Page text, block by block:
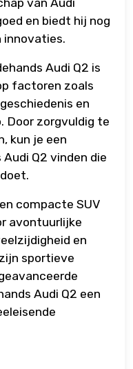
en biedt hij nog
innovaties.
Audi Q2 is
factoren zoals
en
Door zorgvuldig te
kun je een
Q2 vinden die
compacte SUV
avontuurlijke
en
sportieve
Audi Q2 een